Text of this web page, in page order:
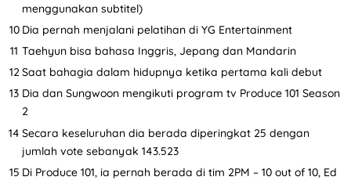
menggunakan subtitel)
Dia pernah menjalani pelatihan di YG Entertainment
Taehyun bisa bahasa Inggris, Jepang dan Mandarin
Saat bahagia dalam hidupnya ketika pertama kali debut
Dia dan Sungwoon mengikuti program tv Produce 101 Season
2
Secara keseluruhan dia berada diperingkat 25 dengan
jumlah vote sebanyak 143.523
Di Produce 101, ia pernah berada di tim 2PM – 10 out of 10, Ed